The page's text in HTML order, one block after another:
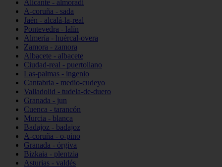
Alicante - almoradí
A-coruña - sada
Jaén - alcalá-la-real
Pontevedra - lalín
Almería - huércal-overa
Zamora - zamora
Albacete - albacete
Ciudad-real - puertollano
Las-palmas - ingenio
Cantabria - medio-cudeyo
Valladolid - tudela-de-duero
Granada - jun
Cuenca - tarancón
Murcia - blanca
Badajoz - badajoz
A-coruña - o-pino
Granada - órgiva
Bizkaia - plentzia
Asturias - valdés